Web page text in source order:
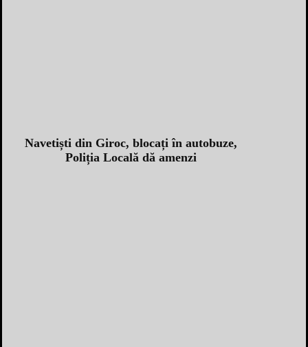
Navetiști din Giroc, blocați în autobuze,
Poliția Locală dă amenzi